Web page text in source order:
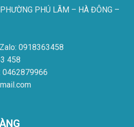
PHÚ LÃM – HÀ ĐÔNG –
0918363458
458
0462879966